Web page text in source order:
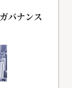
バナンス